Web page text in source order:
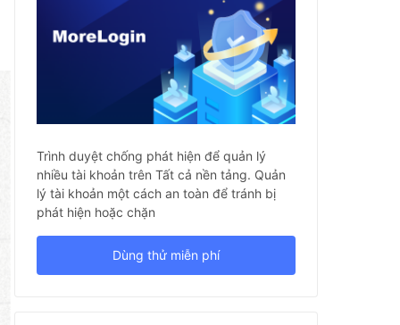
Trình duyệt chống phát hiện để quản lý
nhiều tài khoản trên Tất cả nền tảng. Quản
lý tài khoản một cách an toàn để tránh bị
phát hiện hoặc chặn
Dùng thử miễn phí